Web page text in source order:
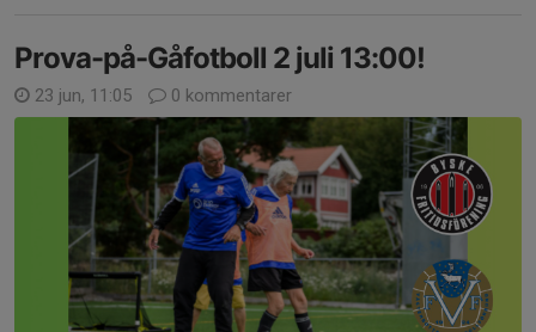
Prova-på-Gåfotboll 2 juli 13:00!
23 jun, 11:05 0 kommentarer